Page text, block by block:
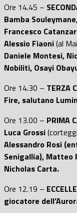
Ore 14.45 –
Bamba
Francesco
Alessio Fiaoni(al
Daniele Montesi,
Nobiliti, Osayi
Ore 14.30 – TERZA
Fire, salutano
Ore 13.00 – PRIMA
Luca Grossi
Alessandro Rosi
Senigallia), Matteo
Nicholas Carta.
Ore 12.19 –
giocatore